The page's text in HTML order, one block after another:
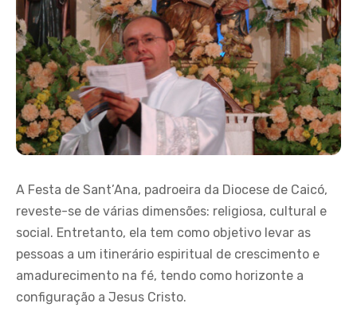
A Festa de Sant’Ana, padroeira da Diocese de Caicó,
reveste-se de várias dimensões: religiosa, cultural e
social. Entretanto, ela tem como objetivo levar as
pessoas a um itinerário espiritual de crescimento e
amadurecimento na fé, tendo como horizonte a
configuração a Jesus Cristo.